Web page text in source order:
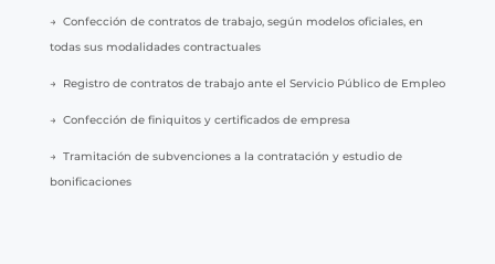
→ Confección de contratos de trabajo, según modelos oficiales, en
todas sus modalidades contractuales
→ Registro de contratos de trabajo ante el Servicio Público de Empleo
→ Confección de finiquitos y certificados de empresa
→ Tramitación de subvenciones a la contratación y estudio de
bonificaciones